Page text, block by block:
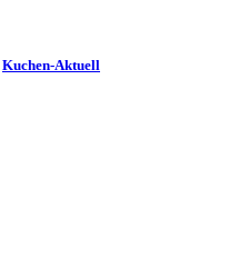
Kuchen-Aktuell